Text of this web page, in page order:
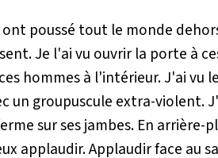
poussé tout le monde
Je l'ai vu ouvrir la porte à
hommes à l'intérieur. J'ai
un groupuscule extra-violent.
sur ses jambes. En
applaudir. Applaudir face au